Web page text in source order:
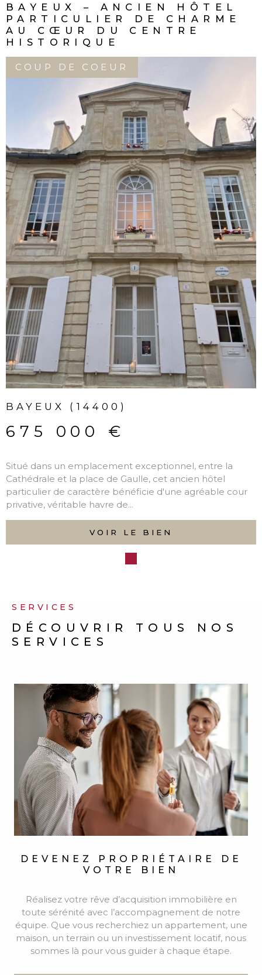
la
cour
COUP DE CŒUR :
LUMINEUSE AVEC
ET TERRASSE DE 40
SOUS-COMPROMIS
EXCLUSIF
COUP DE COEUR
GRANDCAMP-MAISY
422 000 €
Rare à la vente ! Située sur la commune de
Maisy, à proximité immédiate des
découvrez cette maison aux volumes
vue exceptionnelle sur la mer et les
VOIR LE BIEN
SERVICES
VOTRE BIEN
Réalisez votre rêve d’acquisition immobilière en
toute sérénité avec l’accompagnement de notre
équipe. Que vous recherchiez un appartement, une
maison, un terrain ou un investissement locatif, nous
sommes là pour vous guider à chaque étape.
VOIR +